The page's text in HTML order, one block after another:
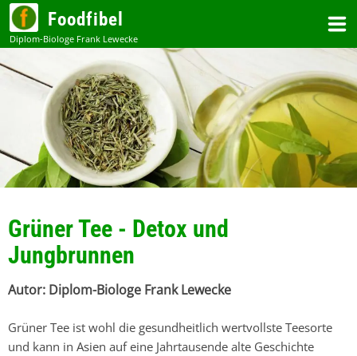
Zum
Inhalt
Foodfibel
Grüner Tee - Detox und
Jungbrunnen
Grüner Tee ist wohl die gesundheitlich wertvollste Teesorte
und kann in Asien auf eine Jahrtausende alte Geschichte